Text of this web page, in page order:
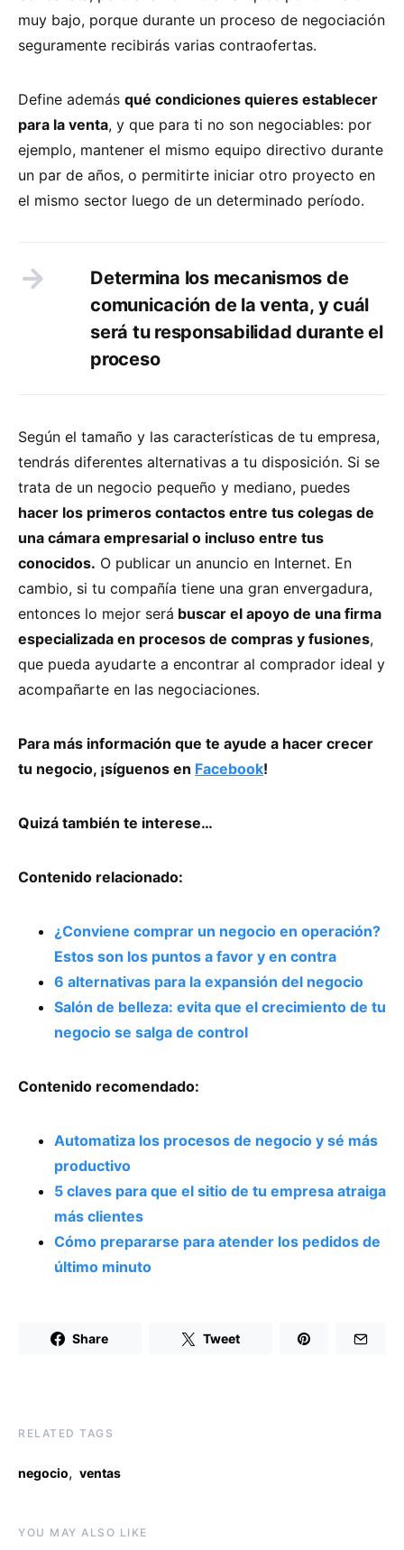
muy bajo, porque durante un proceso de negociación
seguramente recibirás varias contraofertas.
Define además qué condiciones quieres establecer
para la venta, y que para ti no son negociables: por
ejemplo, mantener el mismo equipo directivo durante
un par de años, o permitirte iniciar otro proyecto en
el mismo sector luego de un determinado período.
Determina los mecanismos de
comunicación de la venta, y cuál
será tu responsabilidad durante el
proceso
Según el tamaño y las características de tu empresa,
tendrás diferentes alternativas a tu disposición. Si se
trata de un negocio pequeño y mediano, puedes
hacer los primeros contactos entre tus colegas de
una cámara empresarial o incluso entre tus
conocidos. O publicar un anuncio en Internet. En
cambio, si tu compañía tiene una gran envergadura,
entonces lo mejor será buscar el apoyo de una firma
especializada en procesos de compras y fusiones,
que pueda ayudarte a encontrar al comprador ideal y
acompañarte en las negociaciones.
Para más información que te ayude a hacer crecer
tu negocio, ¡síguenos en Facebook!
Quizá también te interese…
Contenido relacionado:
¿Conviene comprar un negocio en operación?
Estos son los puntos a favor y en contra
6 alternativas para la expansión del negocio
Salón de belleza: evita que el crecimiento de tu
negocio se salga de control
Contenido recomendado:
Automatiza los procesos de negocio y sé más
productivo
5 claves para que el sitio de tu empresa atraiga
más clientes
Cómo prepararse para atender los pedidos de
último minuto
Share Tweet
RELATED TAGS
negocio, ventas
YOU MAY ALSO LIKE